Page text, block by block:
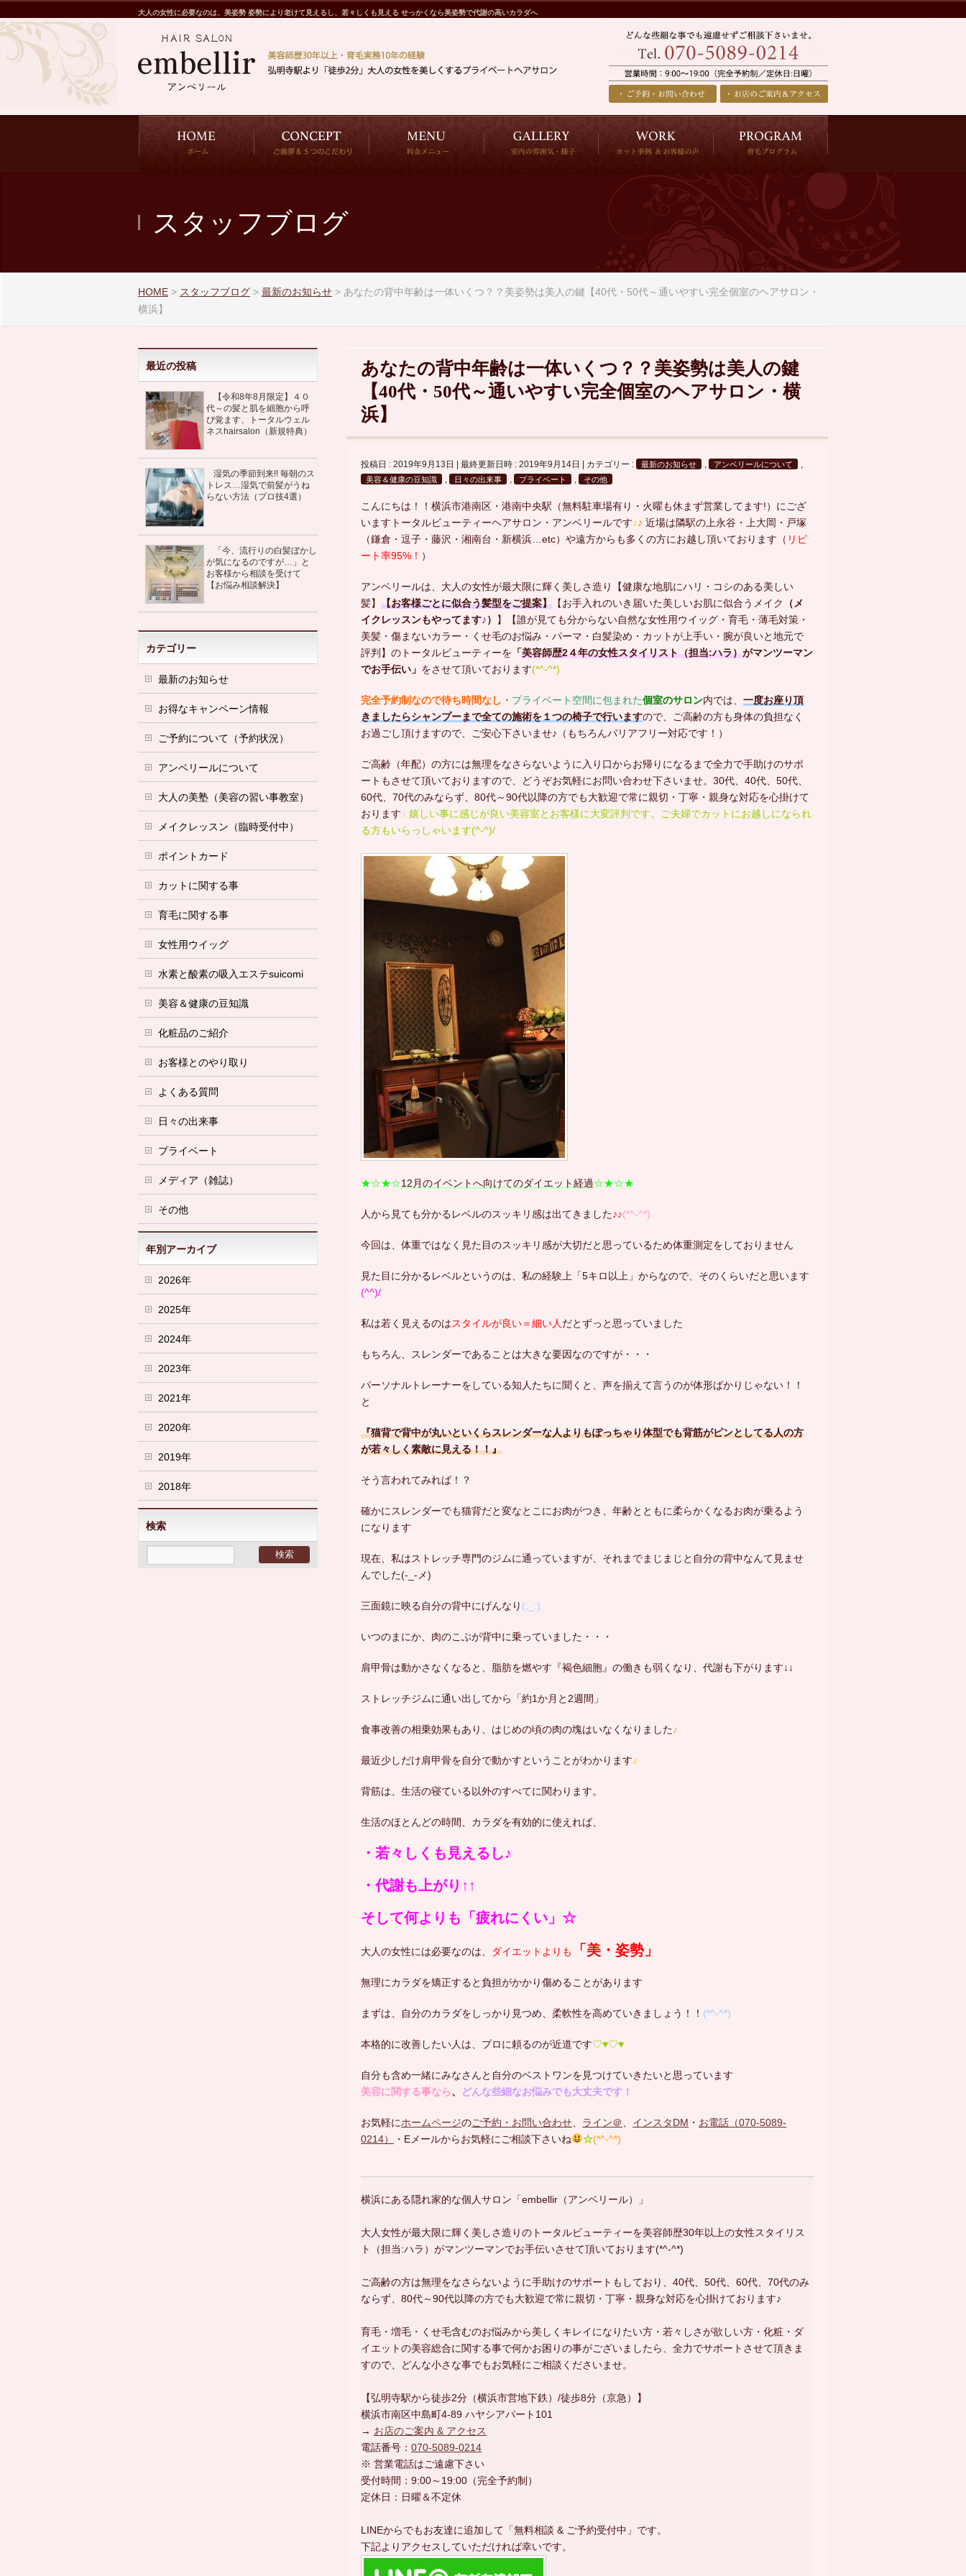
大人の女性に必要なのは、美姿勢 姿勢により老けて見えるし、若々しくも見える せっかくなら美姿勢で代謝の高いカラダへ
スタッフブログ
HOME > スタッフブログ > 最新のお知らせ > あなたの背中年齢は一体いくつ？？美姿勢は美人の鍵【40代・50代～通いやすい完全個室のヘアサロン・
横浜】
あなたの背中年齢は一体いくつ？？美姿勢は美人の鍵
【40代・50代～通いやすい完全個室のヘアサロン・横
浜】
投稿日 : 2019年9月13日 最終更新日時 : 2019年9月14日 カテゴリー : 最新のお知らせ , アンベリールについて ,
美容＆健康の豆知識 , 日々の出来事 , プライベート , その他
こんにちは！！横浜市港南区・港南中央駅（無料駐車場有り・火曜も休まず営業してます!）にござ
いますトータルビューティーヘアサロン・アンベリールです♪♪ 近場は隣駅の上永谷・上大岡・戸塚
（鎌倉・逗子・藤沢・湘南台・新横浜…etc）や遠方からも多くの方にお越し頂いております（ リピ
ート率95%！ ）
アンベリールは、大人の女性が最大限に輝く美しさ造り【健康な地肌にハリ・コシのある美しい
髪】【お客様ごとに似合う髪型をご提案】 【お手入れのいき届いた美しいお肌に似合うメイク
（メ
イクレッスンもやってます♪）
】【誰が見ても分からない自然な女性用ウイッグ・育毛・薄毛対策・
美髪・傷まないカラー・くせ毛のお悩み・パーマ・白髪染め・カットが上手い・腕が良いと地元で
評判】のトータルビューティーを 「美容師歴2４年の女性スタイリスト（担当:ハラ）がマンツーマン
でお手伝い」 をさせて頂いております(*^-^*)
完全予約制なので待ち時間なし ・ プライベート空間に包まれた個室のサロン内では、一度お座り頂
きましたらシャンプーまで全ての施術を１つの椅子で行いますので、ご高齢の方も身体の負担なく
お過ごし頂けますので、ご安心下さいませ♪（もちろんバリアフリー対応です！）
ご高齢（年配）の方には無理をなさらないように入り口からお帰りになるまで全力で手助けのサポ
ートもさせて頂いておりますので、どうぞお気軽にお問い合わせ下さいませ。30代、40代、50代、
60代、70代のみならず、80代～90代以降の方でも大歓迎で常に親切・丁寧・親身な対応を心掛けて
おります♪嬉しい事に感じが良い美容室とお客様に大変評判です。ご夫婦でカットにお越しになられ
る方もいらっしゃいます(^-^)/
★☆★☆12月のイベントへ向けてのダイエット経過☆★☆★
人から見ても分かるレベルのスッキリ感は出てきました♪♪(*^-^*)
今回は、体重ではなく見た目のスッキリ感が大切だと思っているため体重測定をしておりません
見た目に分かるレベルというのは、私の経験上「5キロ以上」からなので、そのくらいだと思います
(^^)/
私は若く見えるのはスタイルが良い＝細い人 だとずっと思っていました
もちろん、スレンダーであることは大きな要因なのですが・・・
パーソナルトレーナーをしている知人たちに聞くと、声を揃えて言うのが体形ばかりじゃない！！
と
『猫背で背中が丸いといくらスレンダーな人よりもぽっちゃり体型でも背筋がピンとしてる人の方
が若々しく素敵に見える！！』
そう言われてみれば！？
確かにスレンダーでも猫背だと変なとこにお肉がつき、年齢とともに柔らかくなるお肉が乗るよう
になります
現在、私はストレッチ専門のジムに通っていますが、それまでまじまじと自分の背中なんて見ませ
んでした(-_-メ)
三面鏡に映る自分の背中にげんなり (;_:)
いつのまにか、肉のこぶが背中に乗っていました・・・
肩甲骨は動かさなくなると、脂肪を燃やす『褐色細胞』の働きも弱くなり、代謝も下がります↓↓
ストレッチジムに通い出してから「約1か月と2週間」
食事改善の相乗効果もあり、はじめの頃の肉の塊はいなくなりました♪
最近少しだけ肩甲骨を自分で動かすということがわかります♪
背筋は、生活の寝ている以外のすべてに関わります。
生活のほとんどの時間、カラダを有効的に使えれば、
・若々しくも見えるし♪
・代謝も上がり↑↑
そして何よりも 「疲れにくい」☆
大人の女性には必要なのは、 ダイエットよりも 「美・姿勢」
無理にカラダを矯正すると負担がかかり傷めることがあります
まずは、自分のカラダをしっかり見つめ、柔軟性を高めていきましょう！！ (*^-^*)
本格的に改善したい人は、プロに頼るのが近道です♡♥♡♥
自分も含め一緒にみなさんと自分のベストワンを見つけていきたいと思っています
美容に関する事なら、 どんな些細なお悩みでも大丈夫です！
お気軽にホームページのご予約・お問い合わせ ライン＠ インスタDM ・ お電話（070-5089-
0214）
・Eメールからお気軽にご相談下さいね ☆(*^-^*)
横浜にある隠れ家的な個人サロン「embellir（アンベリール）」
大人女性が最大限に輝く美しさ造りのトータルビューティーを美容師歴30年以上の女性スタイリス
ト（担当:ハラ）がマンツーマンでお手伝いさせて頂いております(*^-^*)
ご高齢の方は無理をなさらないように手助けのサポートもしており、40代、50代、60代、70代のみ
ならず、80代～90代以降の方でも大歓迎で常に親切・丁寧・親身な対応を心掛けております♪
育毛・増毛・くせ毛含むのお悩みから美しくキレイになりたい方・若々しさが欲しい方・化粧・ダ
イエットの美容総合に関する事で何かお困りの事がございましたら、全力でサポートさせて頂きま
すので、どんな小さな事でもお気軽にご相談くださいませ。
【弘明寺駅から徒歩2分（横浜市営地下鉄）/徒歩8分（京急）】
横浜市南区中島町4-89 ハヤシアパート101
→ お店のご案内 & アクセス
電話番号：070-5089-0214
※ 営業電話はご遠慮下さい
受付時間：9:00～19:00（完全予約制）
定休日：日曜＆不定休
LINEからでもお友達に追加して「無料相談 & ご予約受付中」です。
下記よりアクセスしていただければ幸いです。
最近の投稿
【令和8年8月限定】４０
代～の髪と肌を細胞から呼
び覚ます、トータルウェル
ネスhairsalon（新規特典）
湿気の季節到来!! 毎朝のス
トレス…湿気で前髪がうね
らない方法（プロ技4選）
「今、流行りの白髪ぼかし
が気になるのですが…」と
お客様から相談を受けて
【お悩み相談解決】
カテゴリー
最新のお知らせ
お得なキャンペーン情報
ご予約について（予約状況）
アンベリールについて
大人の美塾（美容の習い事教室）
メイクレッスン（臨時受付中）
ポイントカード
カットに関する事
育毛に関する事
女性用ウイッグ
水素と酸素の吸入エステsuicomi
美容＆健康の豆知識
化粧品のご紹介
お客様とのやり取り
よくある質問
日々の出来事
プライベート
メディア（雑誌）
その他
年別アーカイブ
2026年
2025年
2024年
2023年
2021年
2020年
2019年
2018年
検索